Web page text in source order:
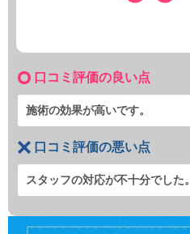
口コミ評価の良い点
施術の効果が高いです。
口コミ評価の悪い点
スタッフの対応が不十分でした。